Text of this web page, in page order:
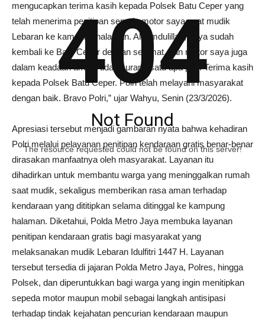
mengucapkan terima kasih kepada Polsek Batu Ceper yang
telah menerima penitipan sepeda motor saya saat mudik
Lebaran ke kampung halaman. Alhamdulillah, saya sudah
kembali ke Batu Ceper dengan selamat, dan motor saya juga
dalam keadaan aman, tidak kurang satu apa pun. Terima kasih
kepada Polsek Batu Ceper. Polri telah melayani masyarakat
dengan baik. Bravo Polri,” ujar Wahyu, Senin (23/3/2026).
Apresiasi tersebut menjadi gambaran nyata bahwa kehadiran
Polri melalui pelayanan penitipan kendaraan gratis benar-benar
dirasakan manfaatnya oleh masyarakat. Layanan itu
dihadirkan untuk membantu warga yang meninggalkan rumah
saat mudik, sekaligus memberikan rasa aman terhadap
kendaraan yang dititipkan selama ditinggal ke kampung
halaman. Diketahui, Polda Metro Jaya membuka layanan
penitipan kendaraan gratis bagi masyarakat yang
melaksanakan mudik Lebaran Idulfitri 1447 H. Layanan
tersebut tersedia di jajaran Polda Metro Jaya, Polres, hingga
Polsek, dan diperuntukkan bagi warga yang ingin menitipkan
sepeda motor maupun mobil sebagai langkah antisipasi
terhadap tindak kejahatan pencurian kendaraan maupun
404
Not Found
The resource requested could not be found on this server!